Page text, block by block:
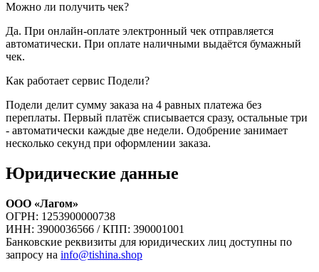
Можно ли получить чек?
Да. При онлайн-оплате электронный чек отправляется
автоматически. При оплате наличными выдаётся бумажный
чек.
Как работает сервис Подели?
Подели делит сумму заказа на 4 равных платежа без
переплаты. Первый платёж списывается сразу, остальные три
- автоматически каждые две недели. Одобрение занимает
несколько секунд при оформлении заказа.
Юридические данные
ООО «Лагом»
ОГРН: 1253900000738
ИНН: 3900036566 / КПП: 390001001
Банковские реквизиты для юридических лиц доступны по
запросу на info@tishina.shop